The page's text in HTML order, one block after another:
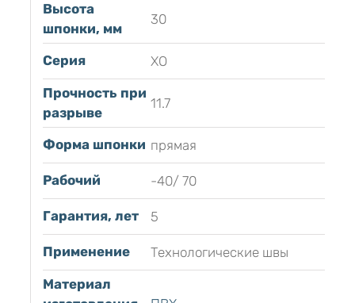
Высота
шпонки, мм
30
Серия
ХО
Прочность при
разрыве
11.7
Форма шпонки прямая
Рабочий -40/ 70
Гарантия, лет 5
Применение
Технологические швы
Материал